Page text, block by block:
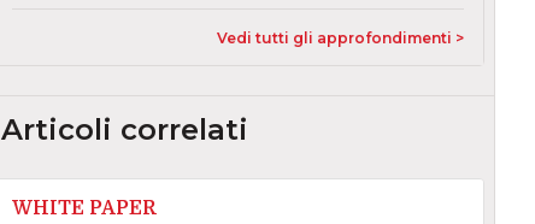
Vedi tutti gli approfondimenti >
Articoli correlati
WHITE PAPER